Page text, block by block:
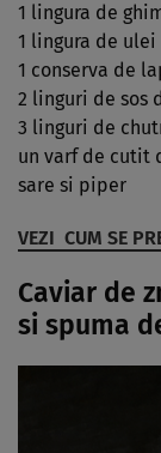
1 lingura de
1 lingura de
1 conserva de
2 linguri de sos
3 linguri de
un varf de cutit
sare si piper
VEZI CUM SE
Caviar de
si spuma